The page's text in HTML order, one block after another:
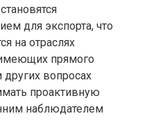
для экспорта, что
на отраслях
прямого
вопросах
проактивную
наблюдателем